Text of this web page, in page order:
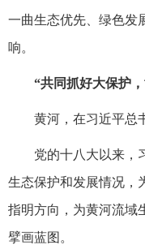
一曲生态优先、绿色发
响。
“共同抓好大保护
黄河，在习近平总
党的十八大以来，
生态保护和发展情况，
指明方向，为黄河流域
擘画蓝图。